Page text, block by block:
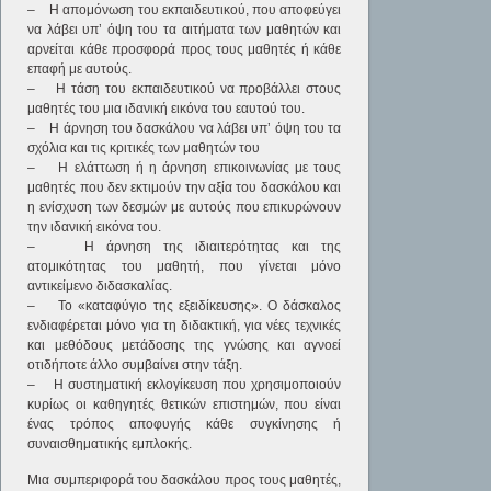
– Η απομόνωση του εκπαιδευτικού, που αποφεύγει
να λάβει υπ’ όψη του τα αιτήματα των μαθητών και
αρνείται κάθε προσφορά προς τους μαθητές ή κάθε
επαφή με αυτούς.
– Η τάση του εκπαιδευτικού να προβάλλει στους
μαθητές του μια ιδανική εικόνα του εαυτού του.
– Η άρνηση του δασκάλου να λάβει υπ’ όψη του τα
σχόλια και τις κριτικές των μαθητών του
– Η ελάττωση ή η άρνηση επικοινωνίας με τους
μαθητές που δεν εκτιμούν την αξία του δασκάλου και
η ενίσχυση των δεσμών με αυτούς που επικυρώνουν
την ιδανική εικόνα του.
– Η άρνηση της ιδιαιτερότητας και της
ατομικότητας του μαθητή, που γίνεται μόνο
αντικείμενο διδασκαλίας.
– Το «καταφύγιο της εξειδίκευσης». Ο δάσκαλος
ενδιαφέρεται μόνο για τη διδακτική, για νέες τεχνικές
και μεθόδους μετάδοσης της γνώσης και αγνοεί
οτιδήποτε άλλο συμβαίνει στην τάξη.
– Η συστηματική εκλογίκευση που χρησιμοποιούν
κυρίως οι καθηγητές θετικών επιστημών, που είναι
ένας τρόπος αποφυγής κάθε συγκίνησης ή
συναισθηματικής εμπλοκής.
Μια συμπεριφορά του δασκάλου προς τους μαθητές,